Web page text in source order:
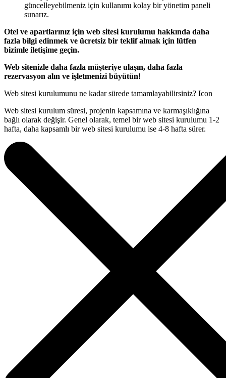
güncelleyebilmeniz için kullanımı kolay bir yönetim paneli
sunarız.
Otel ve apartlarınız için web sitesi kurulumu hakkında daha
fazla bilgi edinmek ve ücretsiz bir teklif almak için lütfen
bizimle iletişime geçin.
Web sitenizle daha fazla müşteriye ulaşın, daha fazla
rezervasyon alın ve işletmenizi büyütün!
Web sitesi kurulumunu ne kadar sürede tamamlayabilirsiniz? Icon
Web sitesi kurulum süresi, projenin kapsamına ve karmaşıklığına
bağlı olarak değişir. Genel olarak, temel bir web sitesi kurulumu 1-2
hafta, daha kapsamlı bir web sitesi kurulumu ise 4-8 hafta sürer.